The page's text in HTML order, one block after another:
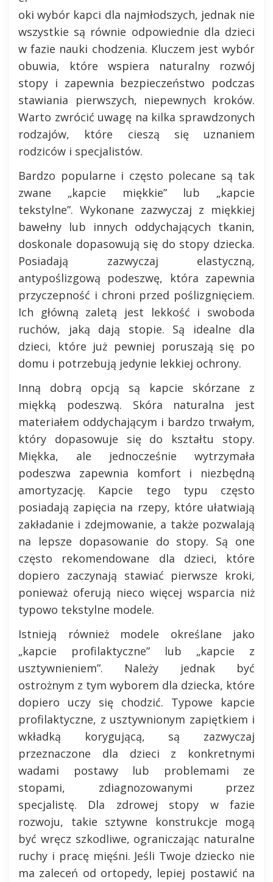
oki wybór kapci dla najmłodszych, jednak nie
wszystkie są równie odpowiednie dla dzieci
w fazie nauki chodzenia. Kluczem jest wybór
obuwia, które wspiera naturalny rozwój
stopy i zapewnia bezpieczeństwo podczas
stawiania pierwszych, niepewnych kroków.
Warto zwrócić uwagę na kilka sprawdzonych
rodzajów, które cieszą się uznaniem
rodziców i specjalistów.
Bardzo popularne i często polecane są tak
zwane „kapcie miękkie” lub „kapcie
tekstylne”. Wykonane zazwyczaj z miękkiej
bawełny lub innych oddychających tkanin,
doskonale dopasowują się do stopy dziecka.
Posiadają zazwyczaj elastyczną,
antypoślizgową podeszwę, która zapewnia
przyczepność i chroni przed poślizgnięciem.
Ich główną zaletą jest lekkość i swoboda
ruchów, jaką dają stopie. Są idealne dla
dzieci, które już pewniej poruszają się po
domu i potrzebują jedynie lekkiej ochrony.
Inną dobrą opcją są kapcie skórzane z
miękką podeszwą. Skóra naturalna jest
materiałem oddychającym i bardzo trwałym,
który dopasowuje się do kształtu stopy.
Miękka, ale jednocześnie wytrzymała
podeszwa zapewnia komfort i niezbędną
amortyzację. Kapcie tego typu często
posiadają zapięcia na rzepy, które ułatwiają
zakładanie i zdejmowanie, a także pozwalają
na lepsze dopasowanie do stopy. Są one
często rekomendowane dla dzieci, które
dopiero zaczynają stawiać pierwsze kroki,
ponieważ oferują nieco więcej wsparcia niż
typowo tekstylne modele.
Istnieją również modele określane jako
„kapcie profilaktyczne” lub „kapcie z
usztywnieniem”. Należy jednak być
ostrożnym z tym wyborem dla dziecka, które
dopiero uczy się chodzić. Typowe kapcie
profilaktyczne, z usztywnionym zapiętkiem i
wkładką korygującą, są zazwyczaj
przeznaczone dla dzieci z konkretnymi
wadami postawy lub problemami ze
stopami, zdiagnozowanymi przez
specjalistę. Dla zdrowej stopy w fazie
rozwoju, takie sztywne konstrukcje mogą
być wręcz szkodliwe, ograniczając naturalne
ruchy i pracę mięśni. Jeśli Twoje dziecko nie
ma zaleceń od ortopedy, lepiej postawić na